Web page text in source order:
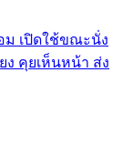
ม เปิดใช้ขณะนั่ง
ง คุยเห็นหน้า ส่ง